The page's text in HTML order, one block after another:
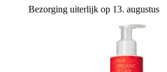
Bezorging uiterlijk op 13. augustus